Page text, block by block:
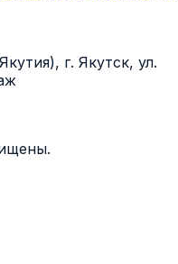
г. Якутск, ул.